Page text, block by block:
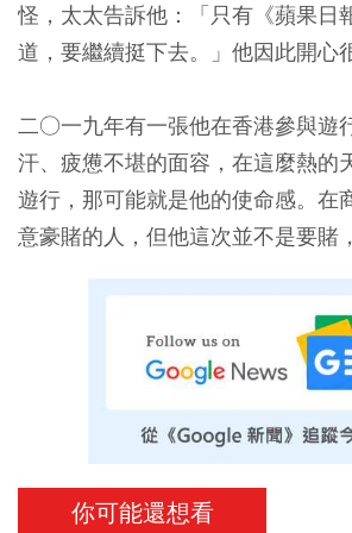
怪，太太告訴他：「只有《蘋果日
道，要繼續挺下去。」他因此開心
二○一九年有一張他在香港參與遊
汗、疲憊不堪的面容，在這麼熱的
遊行，那可能就是他的使命感。在
意豪賭的人，但他這次並不是要賭
你可能還想看